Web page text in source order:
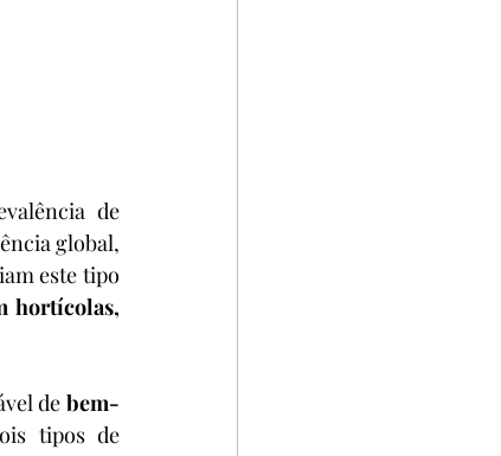
de
global,
este tipo
hortícolas,
de bem-
tipos de